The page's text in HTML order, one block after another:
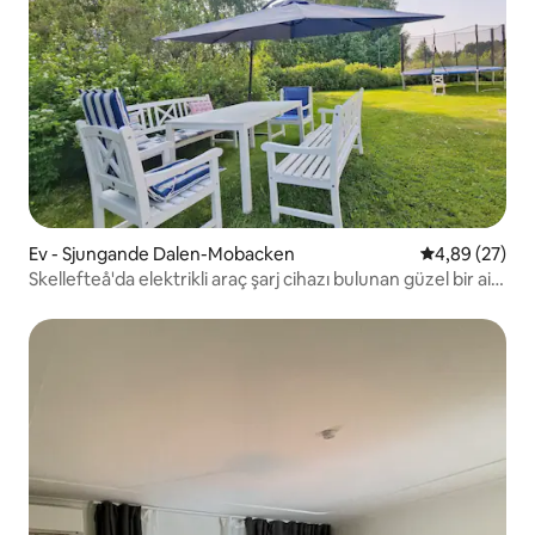
Ev - Sjungande Dalen-Mobacken 5 üzerinden
4,89 (27)
Skellefteå'da elektrikli araç şarj cihazı bulunan güzel bir aile